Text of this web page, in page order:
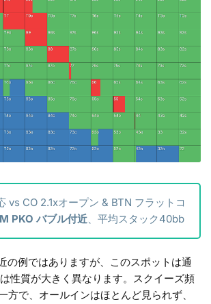
vs CO 2.1xオープン & BTN フラットコ
PKO バブル付近、平均スタック40bb
の例ではありますが、このスポットは通
性質が大きく異なります。スクイーズ頻
方で、オールインはほとんど見られず、